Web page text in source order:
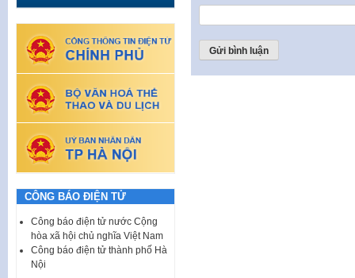
CÔNG BÁO ĐIỆN TỬ
Công báo điện tử nước Cộng
hòa xã hội chủ nghĩa Việt Nam
Công báo điện tử thành phố Hà
Nội